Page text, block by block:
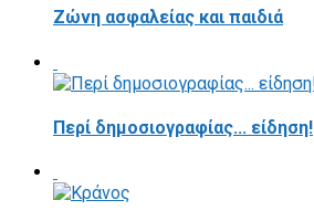
Ζώνη ασφαλείας και παιδιά
Περί δημοσιογραφίας... είδηση!